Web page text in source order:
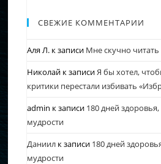
СВЕЖИЕ КОММЕНТАРИИ
Аля Л. к записи Мне скучно
Николай к записиЯ бы хотел,
критики перестали избивать
admin к записи 180 дней здоровья,
мудрости
Даниил к записи 180 дней
мудрости